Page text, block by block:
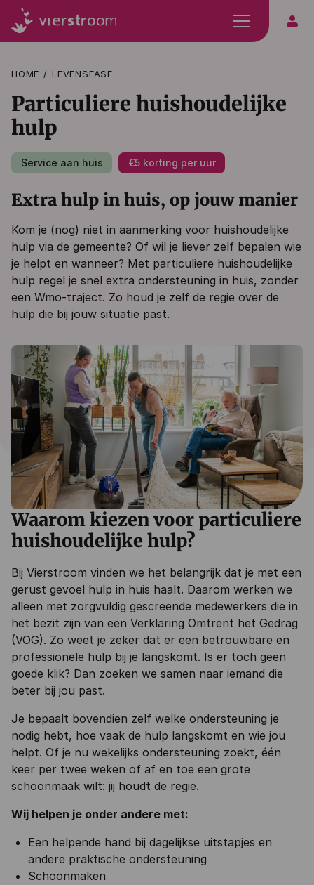
person
HOME LEVENSFASE
Particuliere huishoudelijke
hulp
Service aan huis €5 korting per uur
Extra hulp in huis, op jouw manier
Kom je (nog) niet in aanmerking voor huishoudelijke
hulp via de gemeente? Of wil je liever zelf bepalen wie
je helpt en wanneer? Met particuliere huishoudelijke
hulp regel je snel extra ondersteuning in huis, zonder
een Wmo-traject. Zo houd je zelf de regie over de
hulp die bij jouw situatie past.
Waarom kiezen voor particuliere
huishoudelijke hulp?
Bij Vierstroom vinden we het belangrijk dat je met een
gerust gevoel hulp in huis haalt. Daarom werken we
alleen met zorgvuldig gescreende medewerkers die in
het bezit zijn van een Verklaring Omtrent het Gedrag
(VOG). Zo weet je zeker dat er een betrouwbare en
professionele hulp bij je langskomt. Is er toch geen
goede klik? Dan zoeken we samen naar iemand die
beter bij jou past.
Je bepaalt bovendien zelf welke ondersteuning je
nodig hebt, hoe vaak de hulp langskomt en wie jou
helpt. Of je nu wekelijks ondersteuning zoekt, één
keer per twee weken of af en toe een grote
schoonmaak wilt: jij houdt de regie.
Wij helpen je onder andere met:
Een helpende hand bij dagelijkse uitstapjes en
andere praktische ondersteuning
Schoonmaken